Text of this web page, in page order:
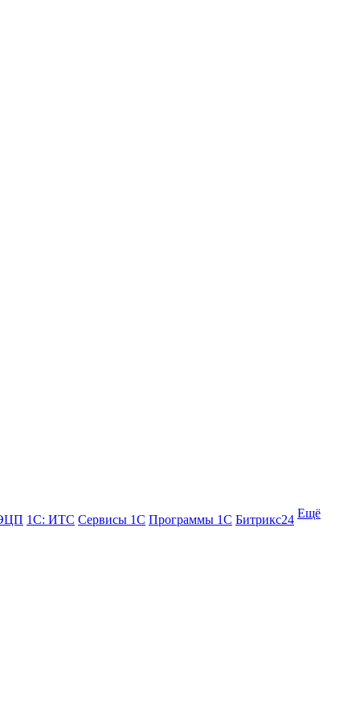
1С: ИТС Сервисы 1С Программы 1С Битрикс24 Ещё